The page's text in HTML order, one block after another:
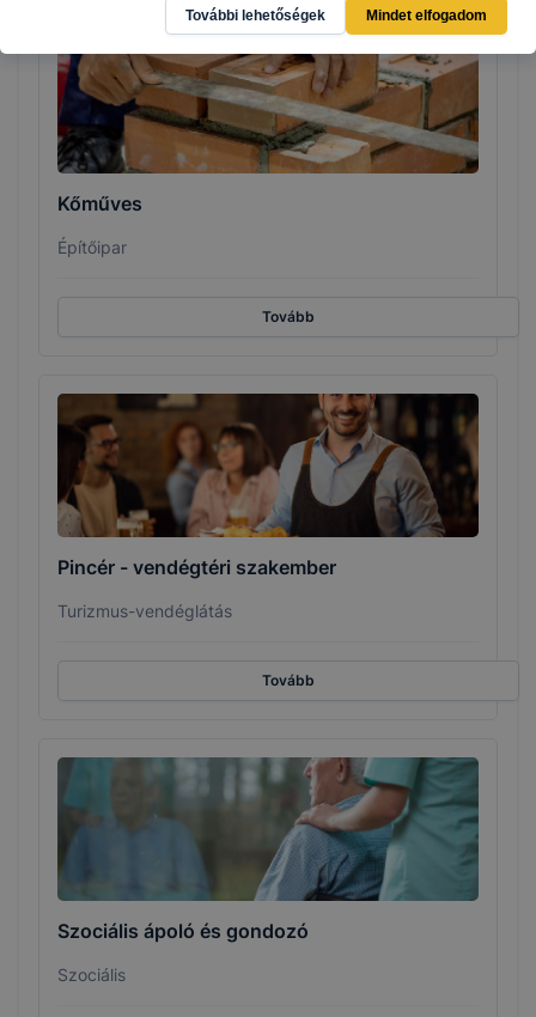
Kőműves
Építőipar
Tovább
Pincér - vendégtéri szakember
Turizmus-vendéglátás
Tovább
Szociális ápoló és gondozó
Szociális
További lehetőségek Mindet elfogadom